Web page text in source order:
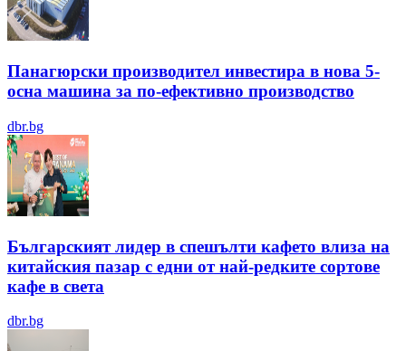
Панагюрски производител инвестира в нова 5-
осна машина за по-ефективно производство
dbr.bg
Българският лидер в спешълти кафето влиза на
китайския пазар с едни от най-редките сортове
кафе в света
dbr.bg